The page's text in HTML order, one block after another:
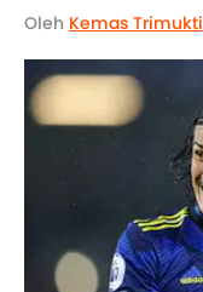
Oleh Kemas Trimukti